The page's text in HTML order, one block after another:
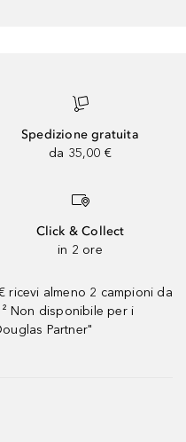
Spedizione gratuita
da 35,00 €
Click & Collect
in 2 ore
ricevi almeno 2 campioni da
Non disponibile per i
Partner"